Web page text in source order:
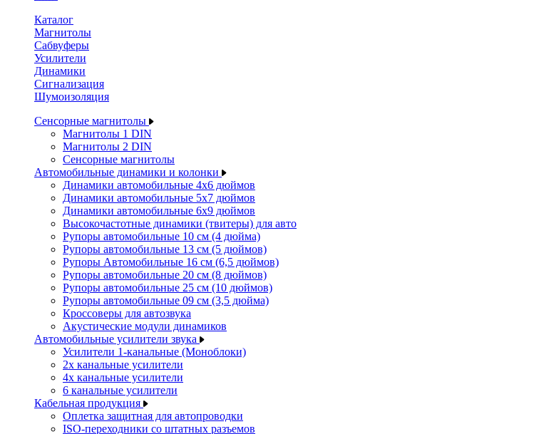
Каталог
Магнитолы
Сабвуферы
Усилители
Динамики
Сигнализация
Шумоизоляция
Сенсорные магнитолы
Магнитолы 1 DIN
Магнитолы 2 DIN
Сенсорные магнитолы
Автомобильные динамики и колонки
Динамики автомобильные 4x6 дюймов
Динамики автомобильные 5x7 дюймов
Динамики автомобильные 6x9 дюймов
Высокочастотные динамики (твитеры) для авто
Рупоры автомобильные 10 см (4 дюйма)
Рупоры автомобильные 13 см (5 дюймов)
Рупоры Автомобильные 16 см (6,5 дюймов)
Рупоры автомобильные 20 см (8 дюймов)
Рупоры автомобильные 25 см (10 дюймов)
Рупоры автомобильные 09 см (3,5 дюйма)
Кроссоверы для автозвука
Акустические модули динамиков
Автомобильные усилители звука
Усилители 1-канальные (Моноблоки)
2х канальные усилители
4х канальные усилители
6 канальные усилители
Кабельная продукция
Оплетка защитная для автопроводки
ISO-переходники со штатных разъемов